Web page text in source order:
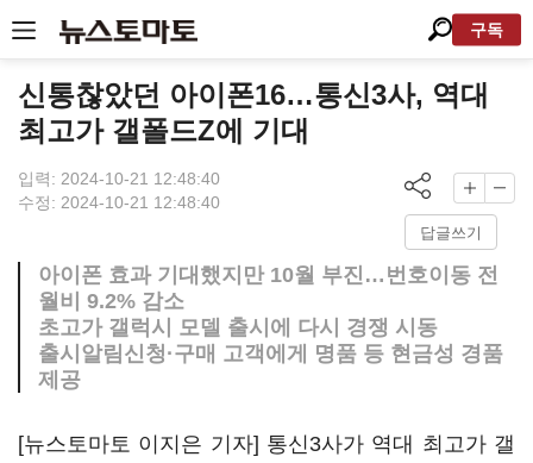
구독
신통찮았던 아이폰16…통신3사, 역대
최고가 갤폴드Z에 기대
입력: 2024-10-21 12:48:40
수정: 2024-10-21 12:48:40
답글쓰기
아이폰 효과 기대했지만 10월 부진…번호이동 전
월비 9.2% 감소
초고가 갤럭시 모델 출시에 다시 경쟁 시동
출시알림신청·구매 고객에게 명품 등 현금성 경품
제공
[뉴스토마토 이지은 기자] 통신3사가 역대 최고가 갤